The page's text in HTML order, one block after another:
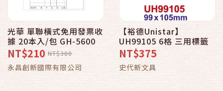
光華 單聯橫式免用發票收
據 20本入/包 GH-5600
NT$210 NT$300
永昌創新國際有限公司
【裕德Unistar】
UH99105 6格 三用標籤
NT$375
史代新文具